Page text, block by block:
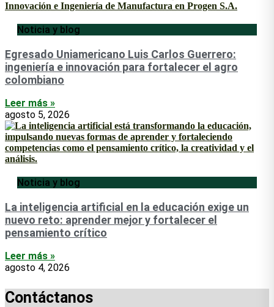
Noticia y blog
Egresado Uniamericano Luis Carlos Guerrero:
ingeniería e innovación para fortalecer el agro
colombiano
Leer más »
agosto 5, 2026
Noticia y blog
La inteligencia artificial en la educación exige un
nuevo reto: aprender mejor y fortalecer el
pensamiento crítico
Leer más »
agosto 4, 2026
Contáctanos